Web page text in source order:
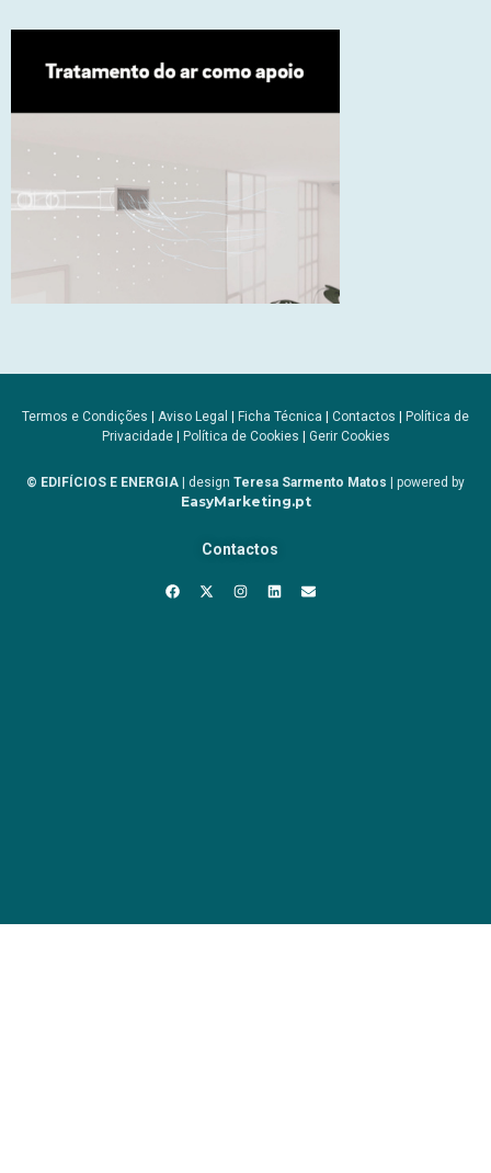
Termos e Condições | Aviso Legal | Ficha Técnica | Contactos | Política de
Privacidade| Política de Cookies | Gerir Cookies
© EDIFÍCIOS E ENERGIA | design Teresa Sarmento Matos | powered by
EasyMarketing.pt
Contactos